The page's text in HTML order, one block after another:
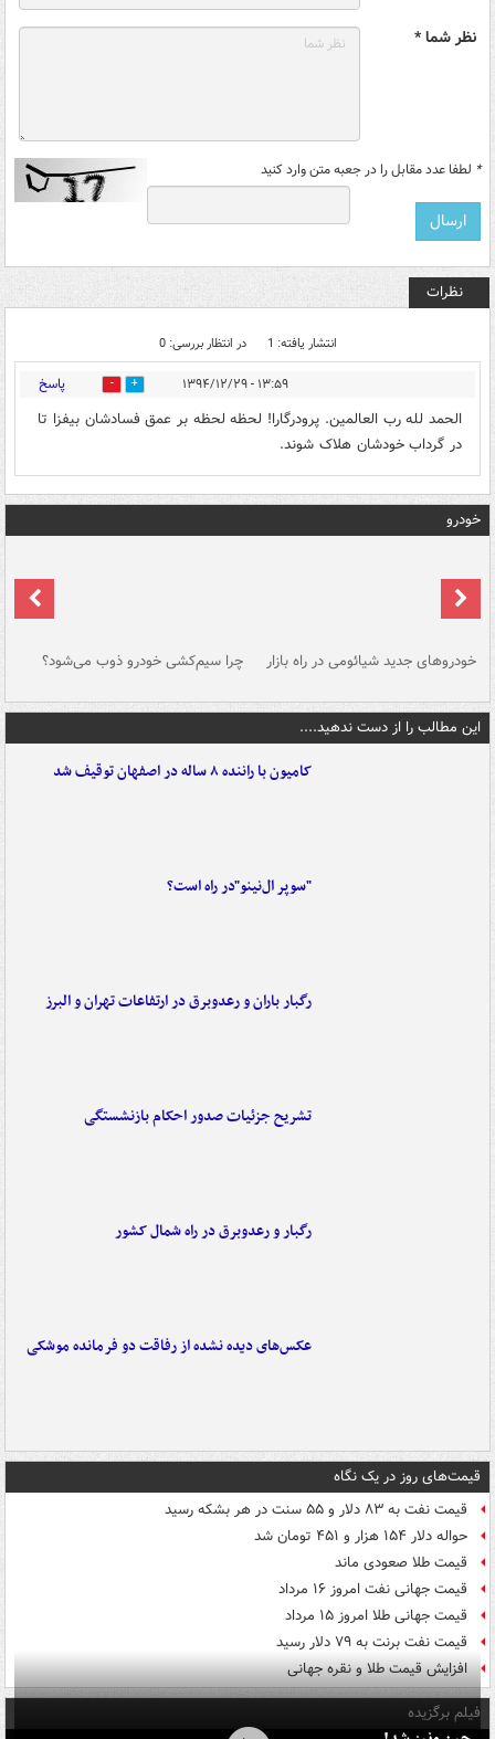
نظر شما *
* لطفا عدد مقابل را در جعبه متن وارد کنید
نظرات
انتشار یافته: 1 در انتظار بررسی: 0
۱۳:۵۹ - ۱۳۹۴/۱۲/۲۹ 0 پاسخ
الحمد لله رب العالمین. پرودرگارا! لحظه لحظه بر عمق فسادشان بیفزا تا
در گرداب خودشان هلاک شوند.
خودرو
خودروهای جدید شیائومی در راه بازار چرا سیم‌کشی خودرو ذوب می‌شود؟
این مطالب را از دست ندهید....
کامیون با راننده ۸ ساله در اصفهان توقیف شد
"سوپر ال‌نینو"در راه است؟
رگبار باران و رعدوبرق در ارتفاعات تهران و البرز
تشریح جزئیات صدور احکام بازنشستگی
رگبار و رعدوبرق در راه شمال کشور
عکس‌های دیده نشده از رفاقت دو فرمانده‌ موشکی
قیمت‌های روز در یک نگاه
قیمت نفت به ۸۳ دلار و ۵۵ سنت در هر بشکه رسید
حواله دلار ۱۵۴ هزار و ۴۵۱ تومان شد
قیمت طلا صعودی ماند
قیمت جهانی نفت امروز ۱۶ مرداد
قیمت جهانی طلا امروز ۱۵ مرداد
قیمت نفت برنت به ۷۹ دلار رسید
افزایش قیمت طلا و نقره جهانی
فیلم برگزیده